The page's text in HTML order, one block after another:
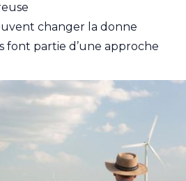
changer la donne
font partie d’une approche